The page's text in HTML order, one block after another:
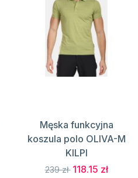
Męska funkcyjna
koszula polo OLIVA-M
KILPI
239 zł 118.15 zł